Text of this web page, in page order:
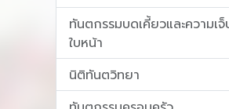
ทันตกรรมบดเคี้ยวและความเ
ใบหน้า
นิติทันตวิทยา